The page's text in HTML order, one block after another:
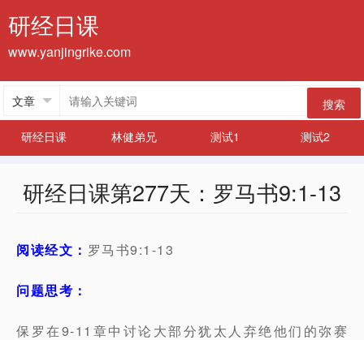
研经日课
www.yanjingrike.com
搜索
研经日课
林健弟兄 测试1 测试2
研经日课第277天：罗马书9:1-13
阅读经文： 罗马书9:1-13
问题思考：
保罗在9-11章中讨论大部分犹太人弃绝他们的弥赛